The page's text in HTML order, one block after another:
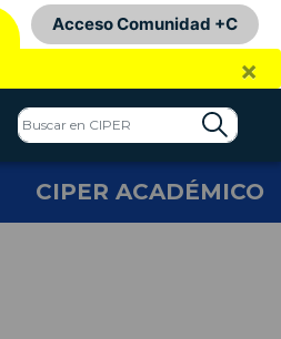
Acceso Comunidad +C
×
CIPER ACADÉMICO